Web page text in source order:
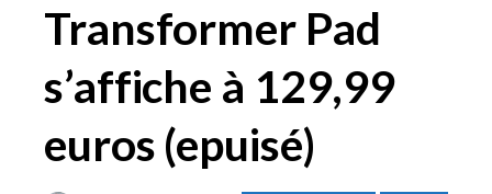
Transformer Pad
s’affiche à 129,99
euros (epuisé)